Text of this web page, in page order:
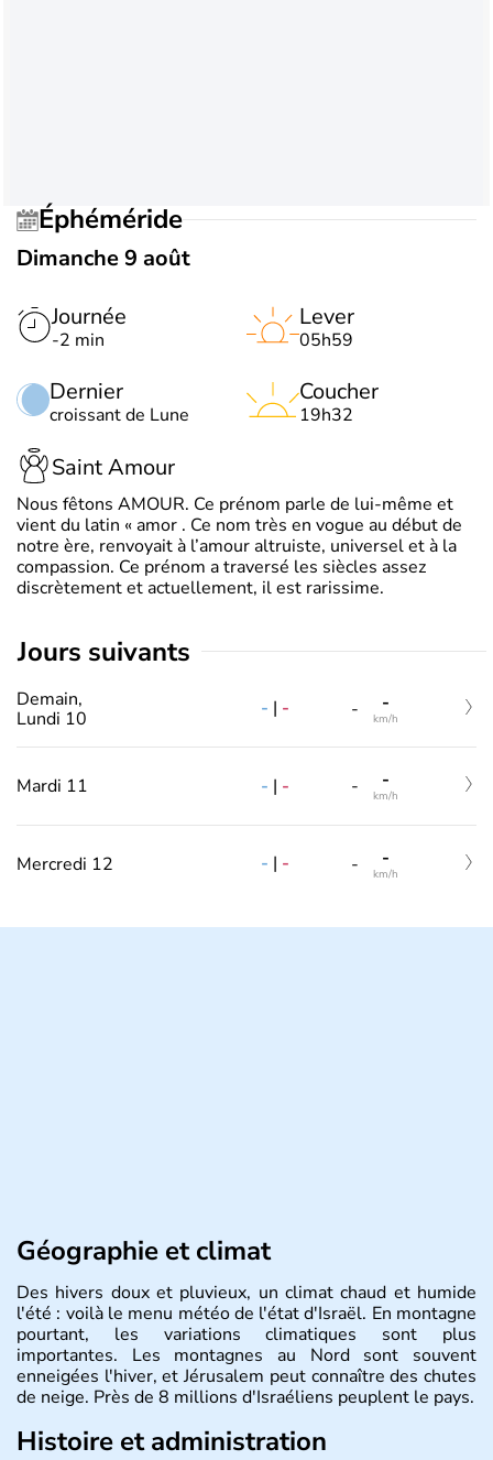
Éphéméride
Dimanche 9 août
Journée
-2 min
Dernier
croissant de Lune
Lever
05h59
Coucher
19h32
Saint Amour
Nous fêtons AMOUR. Ce prénom parle de lui-même et
vient du latin « amor . Ce nom très en vogue au début de
notre ère, renvoyait à l’amour altruiste, universel et à la
compassion. Ce prénom a traversé les siècles assez
discrètement et actuellement, il est rarissime.
jours suivants
Demain,
Lundi 10
- | - - -
km/h
Mardi 11 - | - - -
km/h
Mercredi 12 - | - - -
km/h
Géographie et climat
Des hivers doux et pluvieux, un climat chaud et humide
l'été : voilà le menu météo de l'état d'Israël. En montagne
pourtant, les variations climatiques sont plus
importantes. Les montagnes au Nord sont souvent
enneigées l'hiver, et Jérusalem peut connaître des chutes
de neige. Près de 8 millions d'Israéliens peuplent le pays.
Histoire et administration